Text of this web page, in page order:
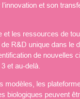
et son
et les ressources de
R&D unique dans le
de nouvelles
et au-delà.
modèles, les
biologiques peuvent